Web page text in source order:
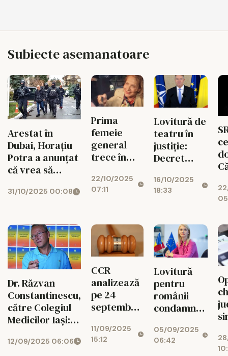
Subiecte asemanatoare
Arestat în
Dubai, Horațiu
Potra a anunțat
că vrea să
în țară: ”Nu am
31/10/2025 00:08
Prima
femeie
general
trece în
Nicușor
Dan a
22/10/2025
07:11
Lovitură de
teatru în
justiție:
Decret
Klaus
Iohannis,
Judecătorii:
actul a fost
emis
nelegal
16/10/2025
18:33
Dr. Răzvan
Constantinescu,
către Colegiul
Medicilor Iași:
autorităților și
12/09/2025 06:06
CCR
analizează
pe 24
septembrie
AUR
împotriva
11/09/2025
15:12
Lovitură
pentru
românii
condamnați
din țară -
România
05/09/2025
06:42